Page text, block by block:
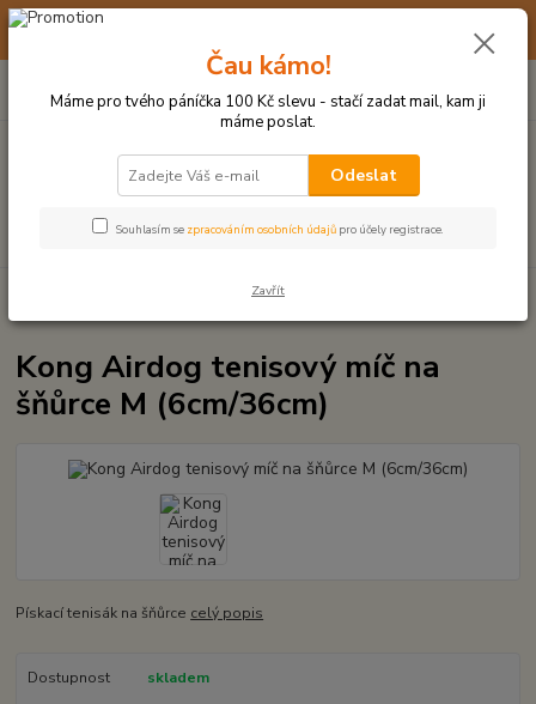
☀️ 10. - 14. SRPNA 2026 MÁME DOVOLENOU ☀️ OBJEDNÁVKY
Hledat
po–pá: 9–17 hod.
za0 Kč
MÍČKY, APORTY, TALÍŘE, HÁZEČE
Kong Airdog tenisový míč na
šňůrce M (6cm/36cm)
Pískací tenisák na šňůrce celý popis
Dostupnost skladem
Čau kámo!
Máme pro tvého páníčka 100 Kč slevu - stačí zadat mail, kam ji
máme poslat.
Odeslat
Souhlasím se zpracováním osobních údajů pro účely registrace.
Zavřít